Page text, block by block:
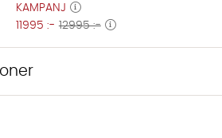
KAMPANJ
11995 :- 12995 :-